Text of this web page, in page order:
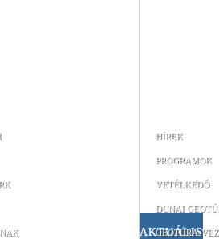
AKTUÁLIS
HÍREK
PROGRAMOK
VETÉLKEDŐ
DUNAI
GEOTÚRA-